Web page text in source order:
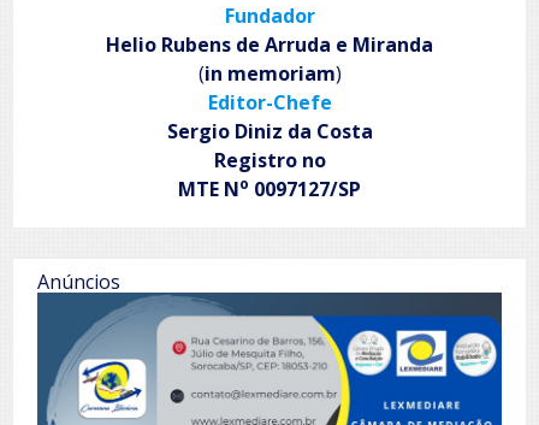
Fundador
Helio Rubens de Arruda e Miranda
(in memoriam)
Editor-Chefe
Sergio Diniz da Costa
Registro no
MTE No 0097127/SP
Anúncios